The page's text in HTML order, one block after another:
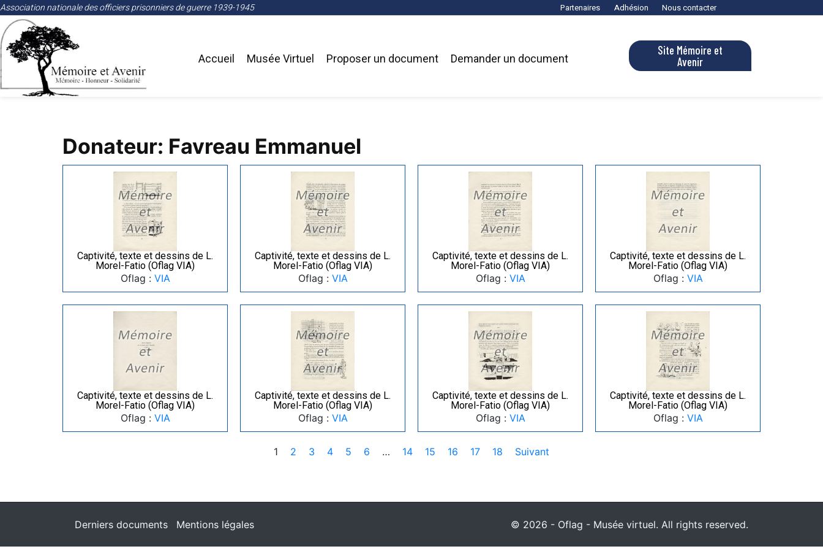
Association nationale des officiers prisonniers de guerre 1939-1945 Partenaires Adhésion Nous contacter
Accueil Musée Virtuel Proposer un document Demander un document
Site Mémoire et
Avenir
Donateur: Favreau Emmanuel
Captivité, texte et dessins de L.
Morel-Fatio (Oflag VIA)
Oflag : VIA
Captivité, texte et dessins de L.
Morel-Fatio (Oflag VIA)
Oflag : VIA
Captivité, texte et dessins de L.
Morel-Fatio (Oflag VIA)
Oflag : VIA
Captivité, texte et dessins de L.
Morel-Fatio (Oflag VIA)
Oflag : VIA
Captivité, texte et dessins de L.
Morel-Fatio (Oflag VIA)
Oflag : VIA
Captivité, texte et dessins de L.
Morel-Fatio (Oflag VIA)
Oflag : VIA
Captivité, texte et dessins de L.
Morel-Fatio (Oflag VIA)
Oflag : VIA
Captivité, texte et dessins de L.
Morel-Fatio (Oflag VIA)
Oflag : VIA
1 2 3 4 5 6 … 14 15 16 17 18 Suivant
Derniers documents Mentions légales © 2026 - Oflag - Musée virtuel. All rights reserved.